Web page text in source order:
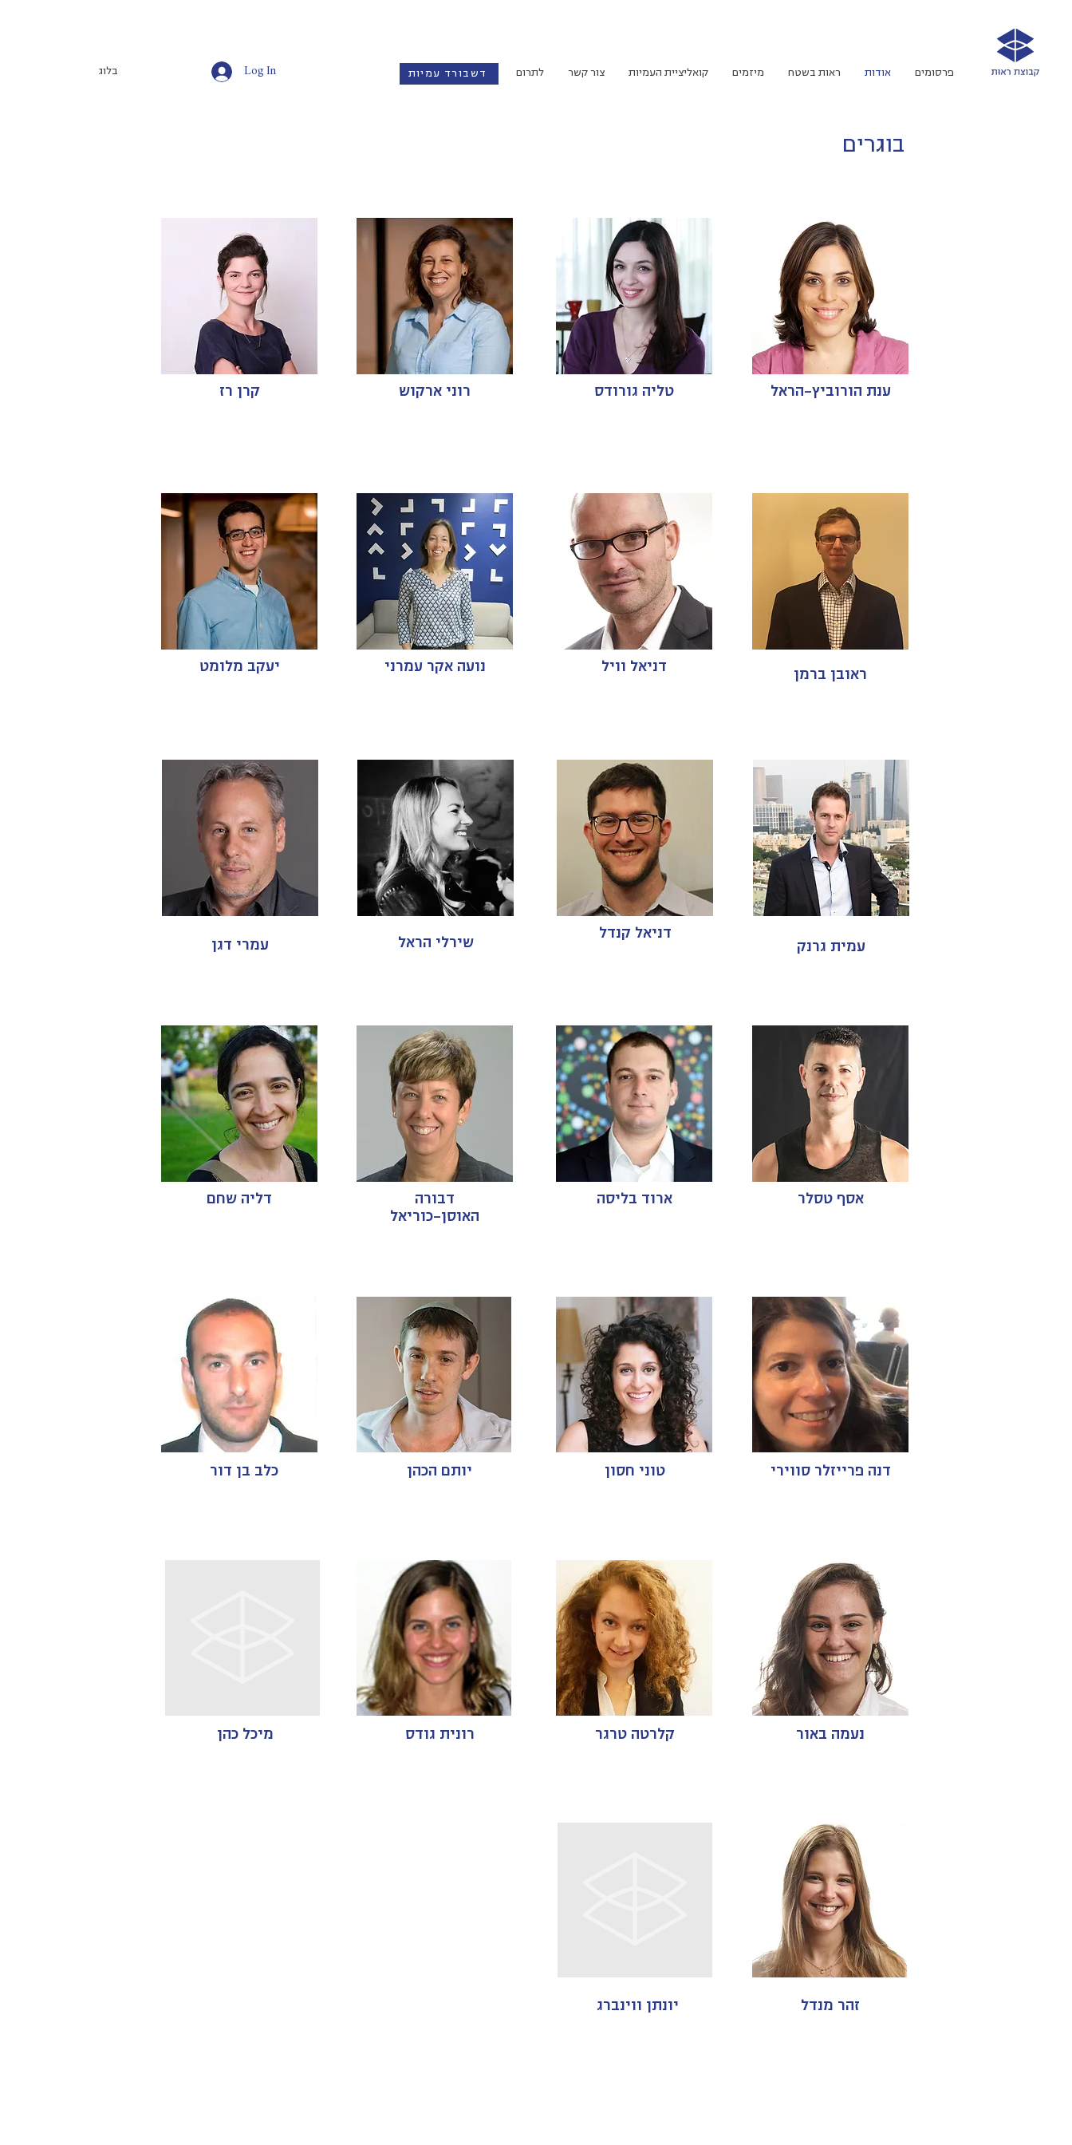
בלוג Log In דשבורד עמיות פרסומים אודות ראות בשטח מיזמים קואליציית העמיות צור קשר לתרום
בוגרים
קרן רז רוני ארקוש טליה גורודס ענת הורוביץ-הראל
יעקב מלומט נועה אקר עמרני דניאל וויל ראובן ברמן
עמרי דגן שירלי הראל
דניאל קנדל
עמית גרנק
דליה שחם
דבורה
האוסן-כוריאל
ארוד בליסה אסף טסלר
כלב בן דור יותם הכהן טוני חסון דנה פרייזלר סווירי
מיכל כהן רונית גודס קלרטה טרגר נעמה באור
יונתן ווינברג זהר מנדל